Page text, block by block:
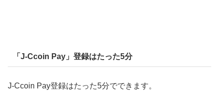
「J-Ccoin Pay」登録はたった5分
J-Ccoin Pay登録はたった5分でできます。